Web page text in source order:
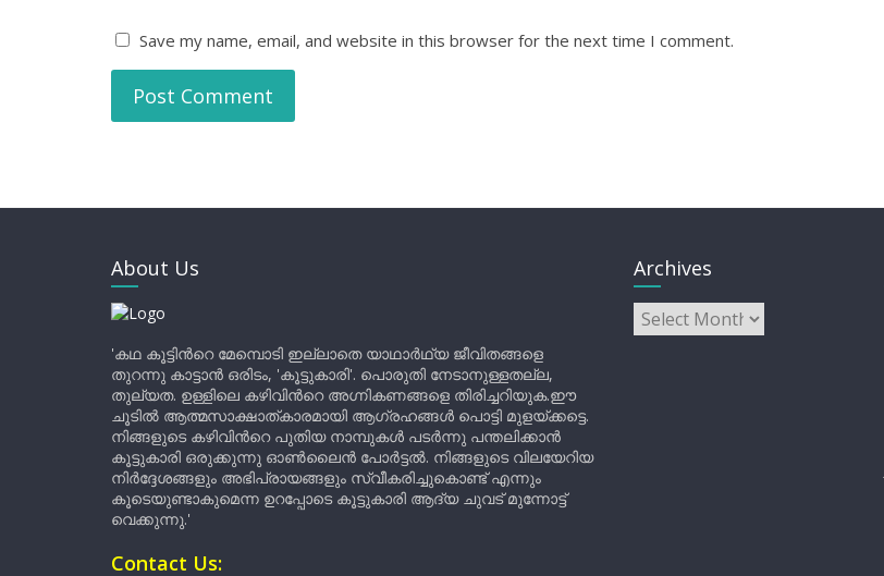
Save my name, email, and website in this browser for the next time I comment.
About Us
'കഥ കൂട്ടിന്‍റെ മേമ്പൊടി ഇല്ലാതെ യാഥാർഥ്യ ജീവിതങ്ങളെ
തുറന്നു കാട്ടാൻ ഒരിടം, 'കൂട്ടുകാരി'. പൊരുതി നേടാനുള്ളതല്ല,
തുല്യത. ഉള്ളിലെ കഴിവിന്‍റെ അഗ്നികണങ്ങളെ തിരിച്ചറിയുക.ഈ
ചൂടിൽ ആത്മസാക്ഷാത്കാരമായി ആഗ്രഹങ്ങൾ പൊട്ടി മുളയ്ക്കട്ടെ.
നിങ്ങളുടെ കഴിവിന്‍റെ പുതിയ നാമ്പുകൾ പടർന്നു പന്തലിക്കാൻ
കൂട്ടുകാരി ഒരുക്കുന്നു ഓൺലൈൻ പോർട്ടൽ. നിങ്ങളുടെ വിലയേറിയ
നിർദ്ദേശങ്ങളും അഭിപ്രായങ്ങളും സ്വീകരിച്ചുകൊണ്ട് എന്നും
കൂടെയുണ്ടാകുമെന്ന ഉറപ്പോടെ കൂട്ടുകാരി ആദ്യ ചുവട് മുന്നോട്ട്
വെക്കുന്നു.'
Contact Us:
Archives
Archives